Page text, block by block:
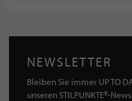
NEWSLETTER
Bleiben Sie immer UP TO
unseren STILPUNKTE®-